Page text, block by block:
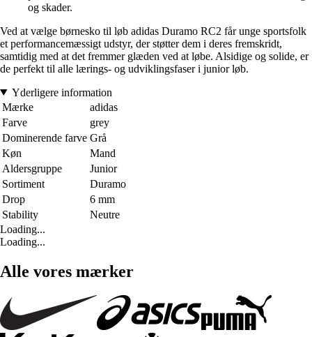
og skader.
Ved at vælge børnesko til løb adidas Duramo RC2 får unge sportsfolk
et performancemæssigt udstyr, der støtter dem i deres fremskridt,
samtidig med at det fremmer glæden ved at løbe. Alsidige og solide, er
de perfekt til alle lærings- og udviklingsfaser i junior løb.
Yderligere information
Mærke
adidas
Farve
grey
Dominerende farve Grå
Køn
Mand
Aldersgruppe
Junior
Sortiment
Duramo
Drop
6 mm
Stability
Neutre
Loading...
Loading...
Alle vores mærker